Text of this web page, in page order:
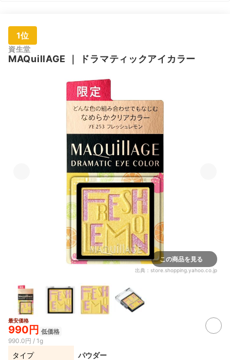
1位
資生堂
MAQuillAGE ドラマティックアイカラー
この商品を見る
出典： store.shopping.yahoo.co.jp
最安価格
990円 低価格
990.0円 / 1g
タイプ パウダー